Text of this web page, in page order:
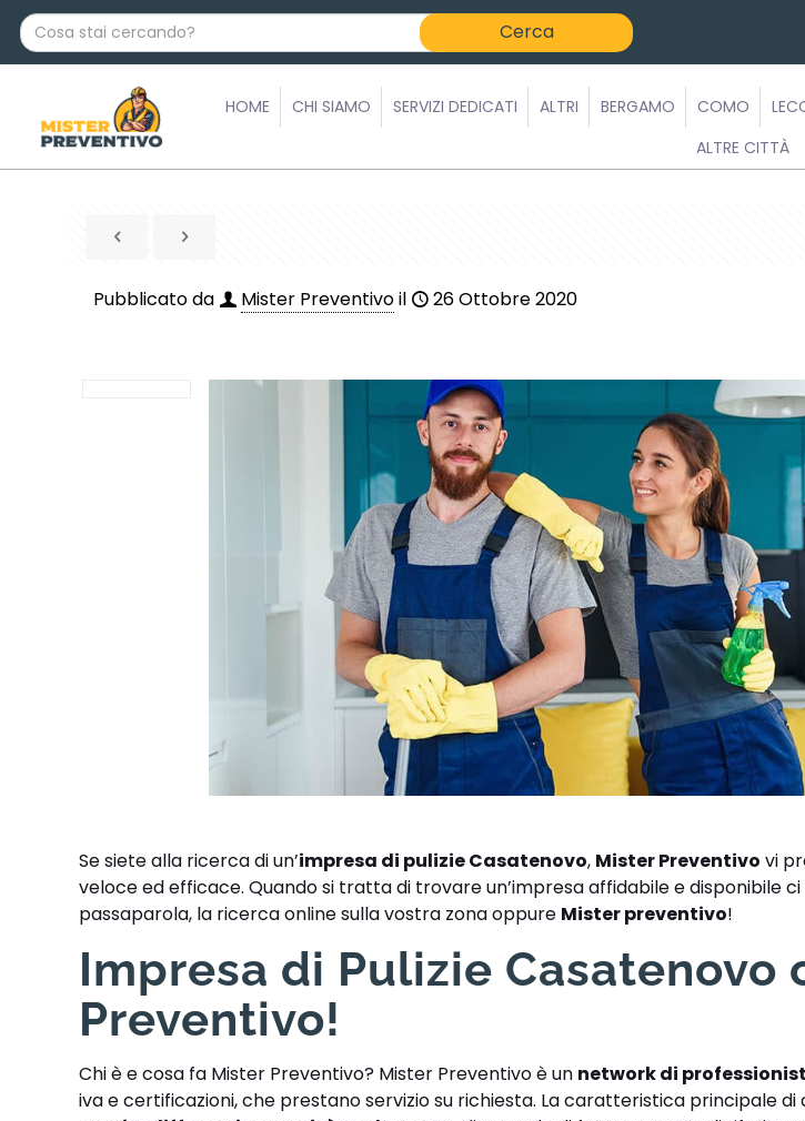
C
o
HOME CHI SIAMO SERVIZI DEDICATI ALTRI BERGAMO COMO
ALTRE CITTÀ
Pubblicato da Mister Preventivoil 26 Ottobre 2020
Se siete alla ricerca di un’impresa di pulizie Casatenovo, Mister Preventivo vi
veloce ed efficace. Quando si tratta di trovare un’impresa affidabile e disponibile ci
passaparola, la ricerca online sulla vostra zona oppure Mister preventivo!
Impresa di Pulizie Casatenovo
Preventivo!
Chi è e cosa fa Mister Preventivo? Mister Preventivo è un network di
iva e certificazioni, che prestano servizio su richiesta. La caratteristica principale